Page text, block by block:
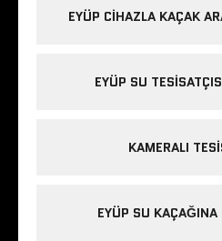
EYÜP CIHAZLA KAÇAK
EYÜP SU
KAMERALI
EYÜP SU